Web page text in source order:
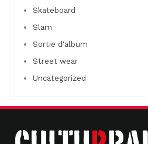
Skateboard
Slam
Sortie d'album
Street wear
Uncategorized